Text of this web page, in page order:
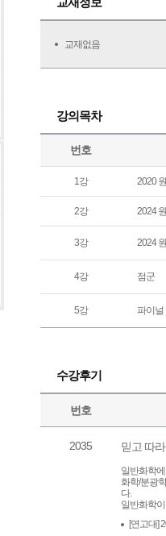
교재없음
강의목차
번호
1강 2020
2강 2024
3강 2024
4강 점군
5강 파이널
수강후기
번호
2035 믿고 따
일반화학
화학/분광
다.
일반화학
[연고대]